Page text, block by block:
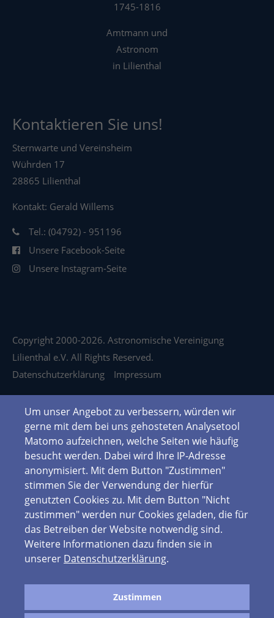
1745-1816
Amtmann und
Astronom
in Lilienthal
Kontaktieren Sie uns!
Sternwarte und Vereinsheim
Wührden 17
28865 Lilienthal
Kontakt: Gerald Willems
Tel.: (04792) - 951196
Unsere Facebook-Seite
Unsere Instagram-Seite
Copyright 2000-2026. Astronomische Vereinigung
Lilienthal e.V. All Rights Reserved.
Datenschutzerklärung
Impressum
Um unser Angebot zu verbessern, würden wir
gerne mit dem bei uns gehosteten Analysetool
Matomo aufzeichnen, welche Seiten wie häufig
besucht werden. Dabei wird Ihre IP-Adresse
anonymisiert. Mit dem Button "Zustimmen"
stimmen Sie der Verwendung der hierfür
genutzten Cookies zu. Mit dem Button "Nicht
zustimmen" werden nur Cookies geladen, die für
das Betreiben der Website notwendig sind.
Weitere Informationen dazu finden sie in
unserer Datenschutzerklärung.
Zustimmen